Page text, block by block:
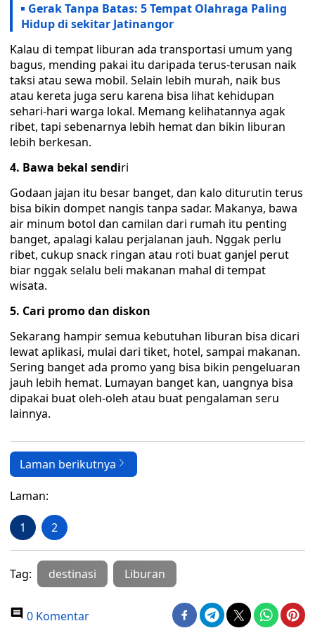
Gerak Tanpa Batas: 5 Tempat Olahraga Paling
Hidup di sekitar Jatinangor
‎Kalau di tempat liburan ada transportasi umum yang
bagus, mending pakai itu daripada terus-terusan naik
taksi atau sewa mobil. Selain lebih murah, naik bus
atau kereta juga seru karena bisa lihat kehidupan
sehari-hari warga lokal. Memang kelihatannya agak
ribet, tapi sebenarnya lebih hemat dan bikin liburan
lebih berkesan.
‎4. Bawa bekal sendiri
‎Godaan jajan itu besar banget, dan kalo diturutin terus
bisa bikin dompet nangis tanpa sadar. Makanya, bawa
air minum botol dan camilan dari rumah itu penting
banget, apalagi kalau perjalanan jauh. Nggak perlu
ribet, cukup snack ringan atau roti buat ganjel perut
biar nggak selalu beli makanan mahal di tempat
wisata.
5. Cari promo dan diskon‎
Sekarang hampir semua kebutuhan liburan bisa dicari
lewat aplikasi, mulai dari tiket, hotel, sampai makanan.
Sering banget ada promo yang bisa bikin pengeluaran
jauh lebih hemat. Lumayan banget kan, uangnya bisa
dipakai buat oleh-oleh atau buat pengalaman seru
lainnya.
Laman berikutnya
Laman:
1 2
Tag: destinasi Liburan
0 Komentar